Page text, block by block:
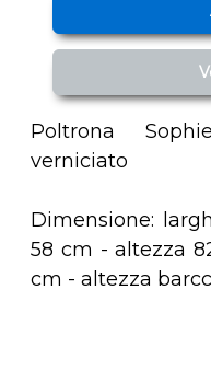
Poltrona
verniciato
Dimensione:
58 cm - altezza
cm - altezza